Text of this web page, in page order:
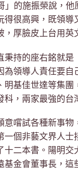
」的施振榮說，他
得很高興，既領
，厚臉皮上台用英
秉持的座右銘就是
為領導人責任要
明基佳世達等集
科，兩家最強的台
意嚐試各種新事
一個非藝文界人
十二本書。陽明
基金會董事長，這